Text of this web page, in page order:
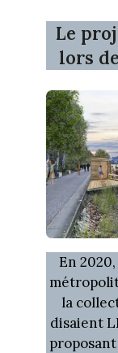
Le
lors
En
la
disaient